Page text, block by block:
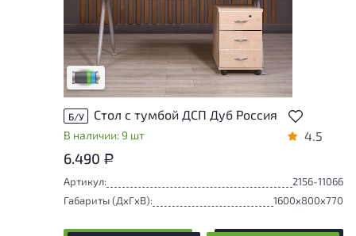
Товар представлен с низкими степенями
износа. От состояния, приближенного к
новому, до незначительных следов
эксплуатации. Подробнее об износе в
разделе характеристики.
Низкая степень износа
Б/У Стол с тумбой ДСП Дуб Россия
В наличии: 9 шт 4.5
6.490 Р
Артикул:
2156-11066
Габариты (ДxГxВ):
1600x800x770